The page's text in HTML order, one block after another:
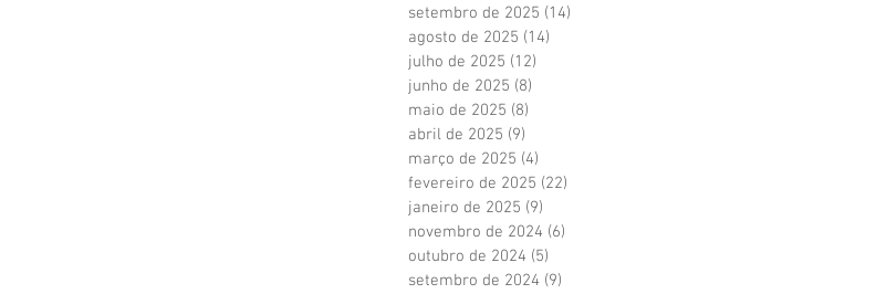
setembro de 2025 (14)
agosto de 2025 (14)
julho de 2025 (12)
junho de 2025 (8)
maio de 2025 (8)
abril de 2025 (9)
março de 2025 (4)
fevereiro de 2025 (22)
janeiro de 2025 (9)
novembro de 2024 (6)
outubro de 2024 (5)
setembro de 2024 (9)